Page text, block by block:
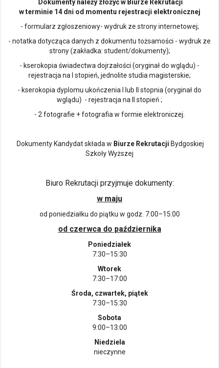
Dokumenty należy złożyć w Biurze Rekrutacji
w terminie 14 dni od momentu rejestracji elektronicznej
- formularz zgłoszeniowy- wydruk ze strony internetowej;
- notatka dotycząca danych z dokumentu tożsamości - wydruk ze
strony (zakładka: student/dokumenty);
- kserokopia świadectwa dojrzałości (oryginał do wglądu) -
rejestracja na I stopień, jednolite studia magisterskie;
- kserokopia dyplomu ukończenia I lub II stopnia (oryginał do
wglądu) - rejestracja na II stopień ;
- 2 fotografie + fotografia w formie elektroniczej.
Dokumenty Kandydat składa w Biurze Rekrutacji Bydgoskiej
Szkoły Wyższej
Biuro Rekrutacji przyjmuje dokumenty:
w maju
od poniedziałku do piątku w godz. 7:00–15:00
od czerwca do października
Poniedziałek
7:30–15:30
Wtorek
7:30–17:00
Środa, czwartek, piątek
7:30–15:30
Sobota
9:00–13:00
Niedziela
nieczynne